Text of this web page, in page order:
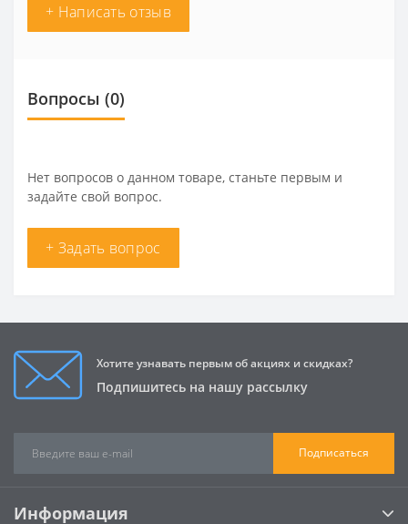
+ Написать отзыв
Вопросы (0)
Нет вопросов о данном товаре, станьте первым и
задайте свой вопрос.
+ Задать вопрос
Хотите узнавать первым об акциях и скидках?
Подпишитесь на нашу рассылку
Подписаться
Информация